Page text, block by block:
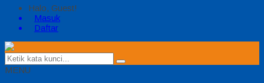
Halo, Guest!
Masuk
Daftar
MENU